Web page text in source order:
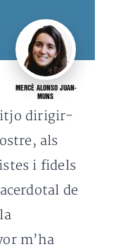
MERCÈ ALONSO JUAN-
MUNS
dirigir-
als
i fidels
de
m’ha